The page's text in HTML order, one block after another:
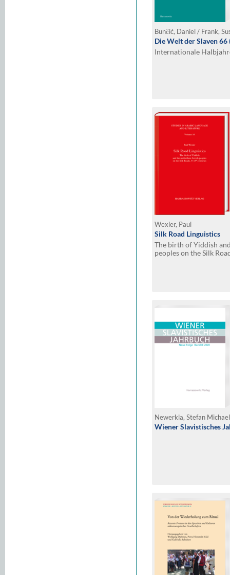
Die Welt der Slaven 66
Internationale
Wexler, Paul
Silk Road Linguistics
The birth of Yiddish
peoples on the Silk
Newerkla, Stefan
Wiener Slavistisches